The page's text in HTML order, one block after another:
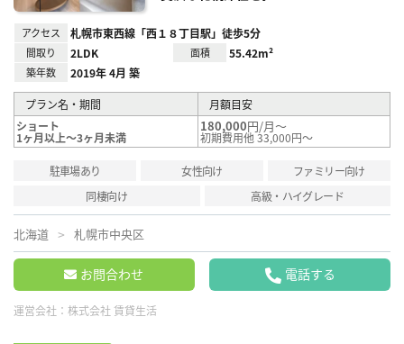
アクセス 札幌市東西線「西１８丁目駅」徒歩5分
間取り 2LDK 面積 55.42m²
築年数 2019年 4月 築
プラン名・期間
月額目安
ショート
1ヶ月以上～3ヶ月未満
180,000円/月～
初期費用他 33,000円～
駐車場あり 女性向け
ファミリー向け
同棲向け
高級・ハイグレード
北海道 札幌市中央区
お問合わせ 電話する
運営会社： 株式会社 賃貸生活